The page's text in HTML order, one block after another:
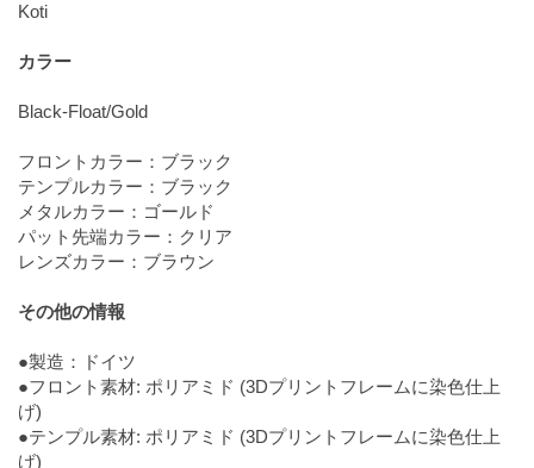
Koti
カラー
Black-Float/Gold
フロントカラー：ブラック
テンプルカラー：ブラック
メタルカラー：ゴールド
パット先端カラー：クリア
レンズカラー：ブラウン
その他の情報
●製造：ドイツ
●フロント素材: ポリアミド (3Dプリントフレームに染色仕上
げ)
●テンプル素材: ポリアミド (3Dプリントフレームに染色仕上
げ)